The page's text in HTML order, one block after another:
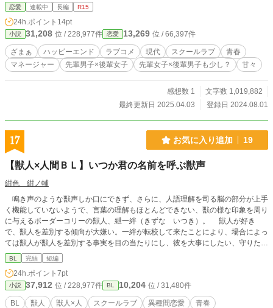
て絶望する。 武岡にとって、巧はチームのお荷物であると同時に、アイドル
級美少女マネージャーの白雪 香奈（しらゆき かな）と親しくしている目障り
な存在だった。 そのため、自信をなくしている巧を追い込んで退部させ、香
奈と距離を置かせようとしたのだ。 そうすれば、香奈は自分のモノになると
錯覚していたから。 武岡の思惑通り、巧はサッカー部を辞めようとしてい
た。そこに現れたのが、香奈だった。 香奈に励まされてサッカーを続ける決
意をした巧は、彼女のアドバイスのおかげもあり、だんだんとその才能を開花さ
距離も縮み始める。 しかし、退部するどころか活躍し出した巧にフラストレ
ーションを溜めていた武岡が、それを静観するはずもなく——。 「これは警告
かげだから」 「仲が良いだけの先輩に、あんなことまですると思ってたんです
か？」 先輩×後輩のじれったくも甘い関係が好きな方、スカッとする展開が好
きな方は、ぜひこの物語をお楽しみください！ ※基本は一途ですが、メインヒ
ロイン以外との絡みも多少あります。 ※本作品は小説家になろう様、カクヨム
様にも掲載しています。
恋愛 連載中 長編 R15
24h.ポイント 14pt
小説 31,208 位 / 228,977件 恋愛 13,269 位 / 66,397件
ざまぁ ハッピーエンド ラブコメ 現代 スクールラブ
青春
マネージャー
先輩男子×後輩女子 先輩女子×後輩男子も少し？ 甘々
感想数 1
文字数 1,019,882
最終更新日 2025.04.03
登録日 2024.08.01
17 お気に入り追加 19
【獣人×人間ＢＬ】いつか君の名前を呼ぶ獣声
紺色 紺ノ輔
鳴き声のような獣声しか口にできず、さらに、人語理解を司る脳の部分が上手
く機能していないようで、言葉の理解もほとんどできない、獣の様な印象を周り
に与えるボーダーコリーの獣人、紲一絆（きずな いつき）。 獣人が好き
で、獣人を差別する傾向が大嫌い。一絆が転校して来たことにより、場合によっ
ては獣人が獣人を差別する事実を目の当たりにし、彼を大事にしたい、守りたい
と思うようになった人間男子、本間裕喜（ほんま ゆうき）。 二人が出会
い、始まるのは、紲一絆が普通の獣人であるという証明。演劇で、見に来たもの
にそれを訴えるために、 青春をかけて、精一杯頑張る二人のお話。 人間と
獣人のお話で、獣人と獣人のお話で、互いの思いのぶつかり合いで、 紲一絆
と、本間裕喜の、青春譚。
BL 完結 短編
24h.ポイント 7pt
小説 37,912 位 / 228,977件 BL 10,204 位 / 31,480件
BL 獣人 獣人×人 スクールラブ 異種間恋愛
青春